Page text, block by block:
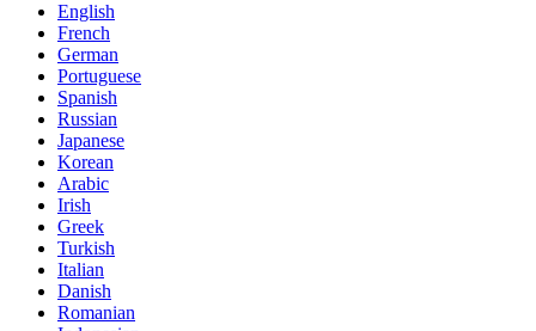
English
French
German
Portuguese
Spanish
Russian
Japanese
Korean
Arabic
Irish
Greek
Turkish
Italian
Danish
Romanian